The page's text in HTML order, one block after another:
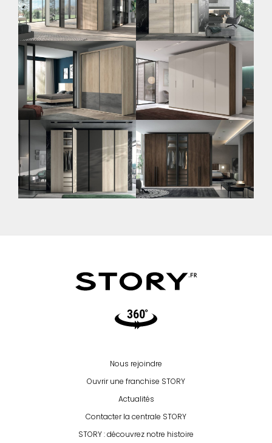
Video360
Nous rejoindre
Ouvrir une franchise STORY
Actualités
Contacter la centrale STORY
STORY : découvrez notre histoire